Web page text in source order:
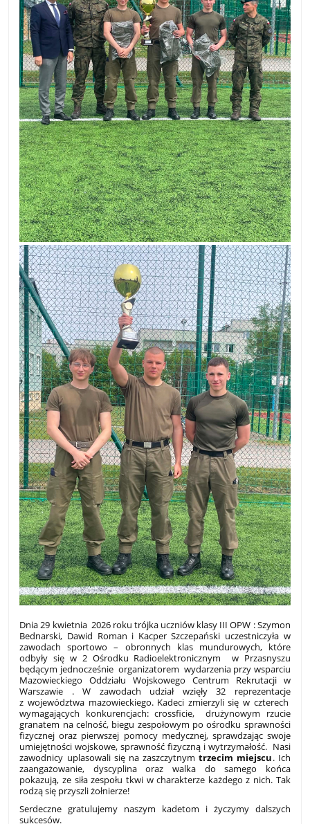
Dnia 29 kwietnia 2026 roku trójka uczniów klasy III OPW : Szymon
Bednarski, Dawid Roman i Kacper Szczepański uczestniczyła w
zawodach sportowo – obronnych klas mundurowych, które
odbyły się w 2 Ośrodku Radioelektronicznym w Przasnyszu
będącym jednocześnie organizatorem wydarzenia przy wsparciu
Mazowieckiego Oddziału Wojskowego Centrum Rekrutacji w
Warszawie . W zawodach udział wzięły 32 reprezentacje
z województwa mazowieckiego. Kadeci zmierzyli się w czterech
wymagających konkurencjach: crossficie, drużynowym rzucie
granatem na celność, biegu zespołowym po ośrodku sprawności
fizycznej oraz pierwszej pomocy medycznej, sprawdzając swoje
umiejętności wojskowe, sprawność fizyczną i wytrzymałość. Nasi
zawodnicy uplasowali się na zaszczytnymtrzecim miejscu. Ich
zaangażowanie, dyscyplina oraz walka do samego końca
pokazują, ze siła zespołu tkwi w charakterze każdego z nich. Tak
rodzą się przyszli żołnierze!
Serdeczne gratulujemy naszym kadetom i życzymy dalszych
sukcesów.